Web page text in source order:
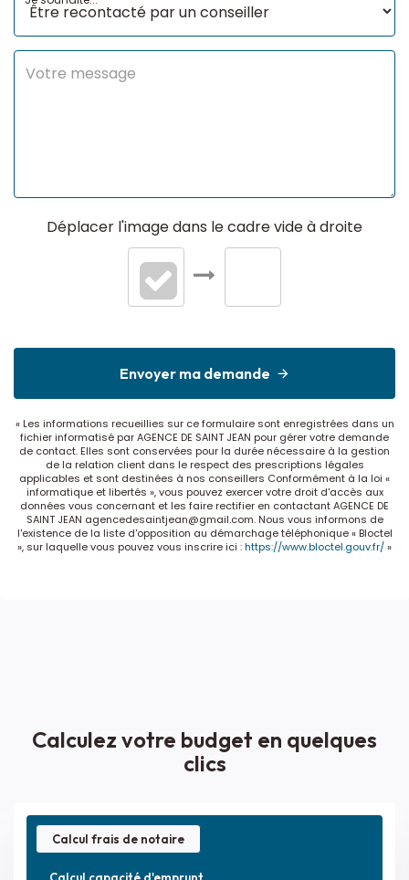
Déplacer l'image dans le cadre vide à droite
Envoyer ma demande
« Les informations recueillies sur ce formulaire sont enregistrées dans un
fichier informatisé par AGENCE DE SAINT JEAN pour gérer votre demande
de contact. Elles sont conservées pour la durée nécessaire à la gestion
de la relation client dans le respect des prescriptions légales
applicables et sont destinées à nos conseillers Conformément à la loi «
informatique et libertés », vous pouvez exercer votre droit d'accès aux
données vous concernant et les faire rectifier en contactant AGENCE DE
SAINT JEAN agencedesaintjean@gmail.com. Nous vous informons de
l'existence de la liste d'opposition au démarchage téléphonique « Bloctel
», sur laquelle vous pouvez vous inscrire ici :https://www.bloctel.gouv.fr/»
Calculez votre budget en quelques
clics
Calcul frais de notaire
Calcul capacité d'emprunt